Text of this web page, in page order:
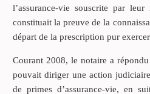
l’assurance-vie souscrite par
constituait la preuve de la
départ de la prescription pur
Courant 2008, le notaire a
pouvait diriger une action
de primes d’assurance-vie, en